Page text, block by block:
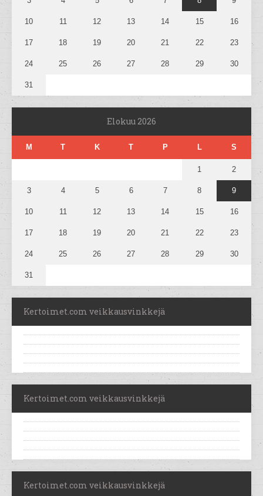
10 11 12 13 14 15 16
17 18 19 20 21 22 23
24 25 26 27 28 29 30
31
Elokuu 2026
M T K T P L S
1 2
3 4 5 6 7 8 9
10 11 12 13 14 15 16
17 18 19 20 21 22 23
24 25 26 27 28 29 30
31
Kertoimet.com veikkausvinkkejä
Kertoimet.com veikkausvinkkejä
Kertoimet.com veikkausvinkkejä